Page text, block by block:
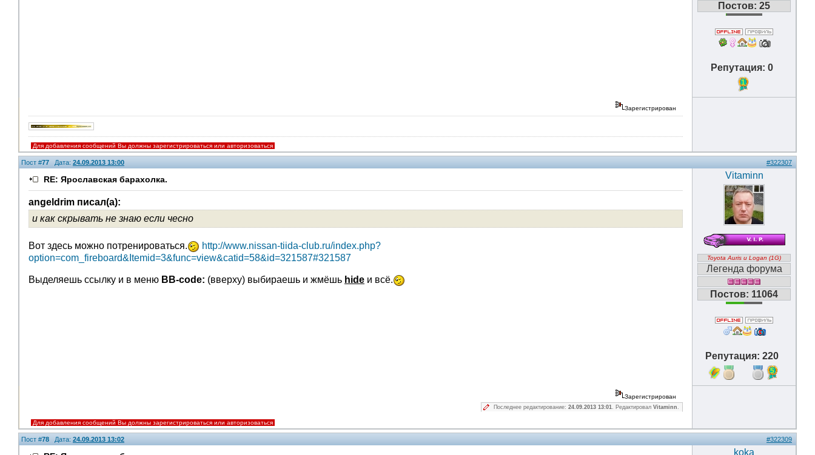
Постов: 25
Репутация: 0
1
Зарегистрирован
Для добавления сообщений Вы должны зарегистрироваться или авторизоваться
Пост #77 Дата: 24.09.2013 13:00 #322307
RE: Ярославская барахолка.
angeldrim писал(а):
и как скрывать не знаю если чесно
Вот здесь можно потренироваться.
http://www.nissan-tiida-club.ru/index.php?
option=com_fireboard&Itemid=3&func=view&catid=58&id=321587#321587
Выделяешь ссылку и в меню BB-code: (вверху) выбираешь и жмёшь hide и всё.
Vitaminn
Toyota Auris и Logan (1G)
Легенда форума
Постов: 11064
Репутация: 220
5
Зарегистрирован
Последнее редактирование: 24.09.2013 13:01. Редактировал Vitaminn.
Для добавления сообщений Вы должны зарегистрироваться или авторизоваться
Пост #78 Дата: 24.09.2013 13:02 #322309
koka